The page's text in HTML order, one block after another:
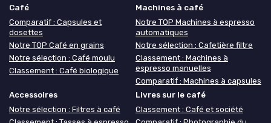
Café
Comparatif : Capsules et
dosettes
Notre TOP Café en grains
Notre sélection : Café moulu
Classement : Café biologique
Machines à café
Notre TOP Machines à espresso
automatiques
Notre sélection : Cafetière filtre
Classement : Machines à
espresso manuelles
Comparatif : Machines à capsules
Accessoires
Notre sélection : Filtres à café
Livres sur le café
Classement : Café et société